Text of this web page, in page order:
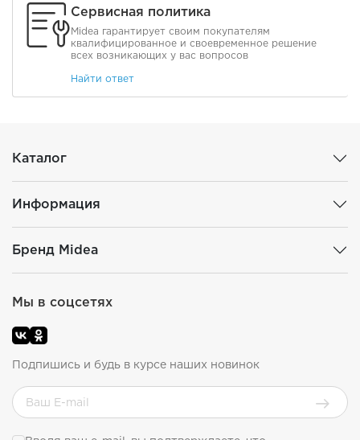
Сервисная политика
Midea гарантирует своим покупателям
квалифицированное и своевременное решение
всех возникающих у вас вопросов
Найти ответ
Каталог
Информация
Бренд Midea
Мы в соцсетях
Подпишись и будь в курсе наших новинок